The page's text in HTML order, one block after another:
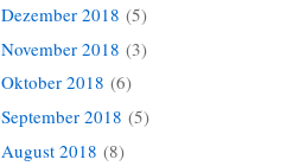
Dezember 2018 (5)
November 2018 (3)
Oktober 2018 (6)
September 2018 (5)
August 2018 (8)